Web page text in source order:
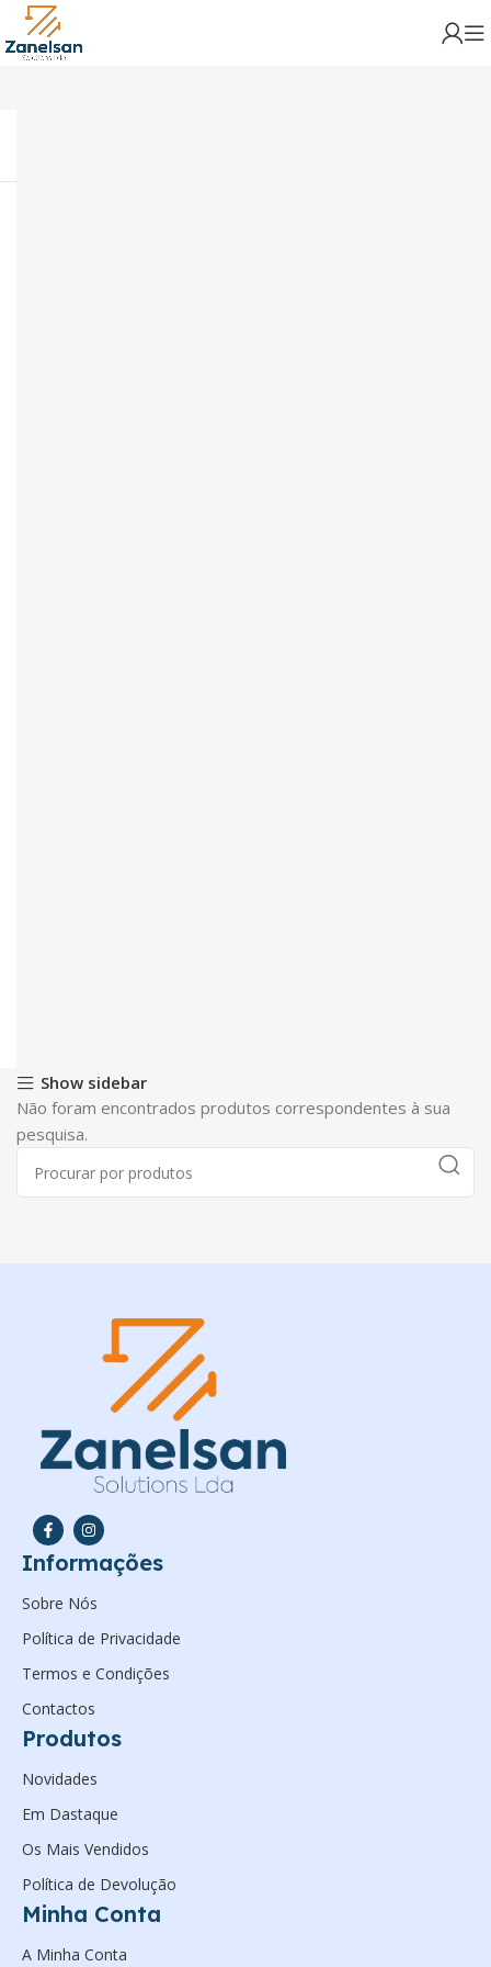
Show sidebar
Não foram encontrados produtos correspondentes à sua
pesquisa.
Informações
Sobre Nós
Política de Privacidade
Termos e Condições
Contactos
Produtos
Novidades
Em Dastaque
Os Mais Vendidos
Política de Devolução
Minha Conta
A Minha Conta